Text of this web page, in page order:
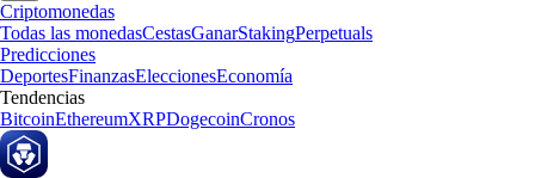
Criptomonedas
Todas las monedasCestasGanarStakingPerpetuals
Predicciones
DeportesFinanzasEleccionesEconomía
Tendencias
BitcoinEthereumXRPDogecoinCronos